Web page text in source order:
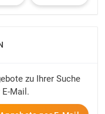
zu Ihrer Suche
E-Mail.